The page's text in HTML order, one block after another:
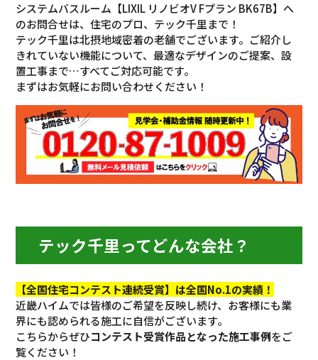
システムバスルーム【LIXIL リノビオV Fプラン BK67B】へ
のお問合せは、住宅のプロ、テック千里まで！
テック千里は北摂地域密着の老舗でございます。ご紹介し
きれていない機能について、最適なデザインのご提案、設
置工事まで…すべてご対応可能です。
まずはお気軽にお問い合わせください！
テック千里ってどんな会社？
【全国住宅コンテスト連続受賞】は全国No.1の実績！
近畿ハイムでは皆様のご希望を反映し続け、お客様にも業
界にも認められる施工に自信がございます。
こちらからぜひコンテスト受賞作品となった施工事例をご
覧ください！